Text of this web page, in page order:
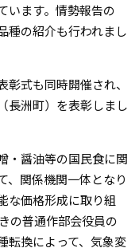
います。情勢報告の
種の紹介も行われまし
式も同時開催され、
長洲町）を表彰しまし
・醤油等の国民食に関
、関係機関一体となり
な価格形成に取り組
の普通作部会役員の
転換によって、気象変